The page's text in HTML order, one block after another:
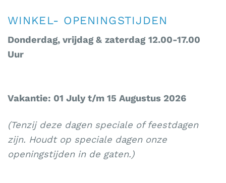
WINKEL- OPENINGSTIJDEN
Donderdag, vrijdag & zaterdag 12.00-17.00
Uur
Vakantie: 01 July t/m 15 Augustus 2026
(Tenzij deze dagen speciale of feestdagen
zijn. Houdt op speciale dagen onze
openingstijden in de gaten.)